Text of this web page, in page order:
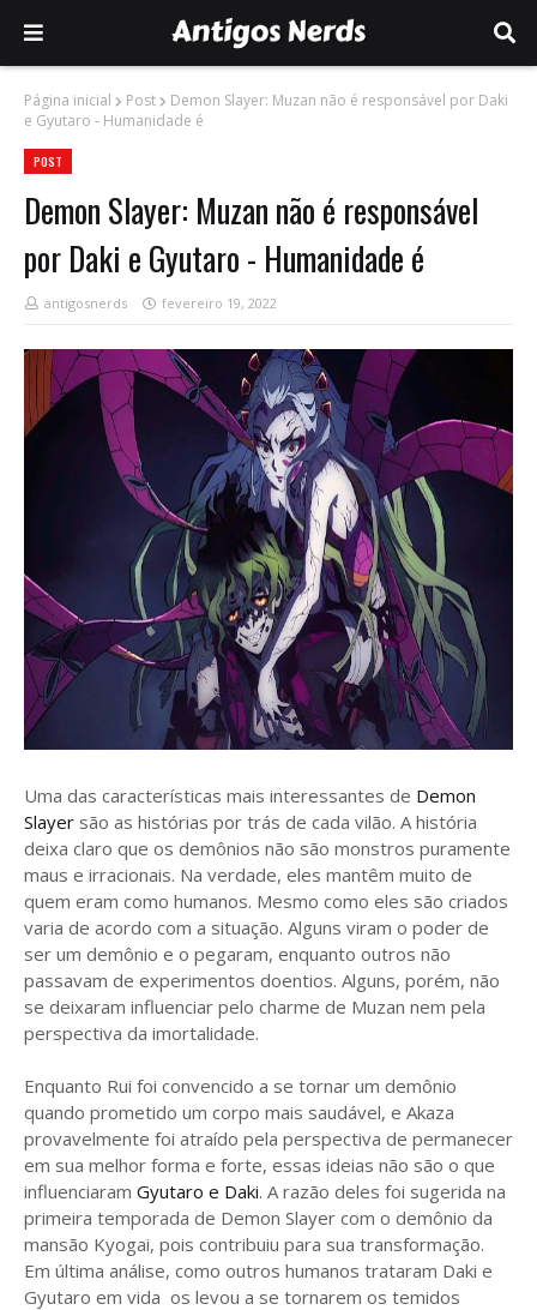
Página inicial Post
Demon Slayer: Muzan não é responsável por Daki
e Gyutaro - Humanidade é
POST
Demon Slayer: Muzan não é responsável
por Daki e Gyutaro - Humanidade é
antigosnerds fevereiro 19, 2022
Uma das características mais interessantes de Demon
Slayer são as histórias por trás de cada vilão. A história
deixa claro que os demônios não são monstros puramente
maus e irracionais. Na verdade, eles mantêm muito de
quem eram como humanos. Mesmo como eles são criados
varia de acordo com a situação. Alguns viram o poder de
ser um demônio e o pegaram, enquanto outros não
passavam de experimentos doentios. Alguns, porém, não
se deixaram influenciar pelo charme de Muzan nem pela
perspectiva da imortalidade.
Enquanto Rui foi convencido a se tornar um demônio
quando prometido um corpo mais saudável, e Akaza
provavelmente foi atraído pela perspectiva de permanecer
em sua melhor forma e forte, essas ideias não são o que
influenciaram Gyutaro e Daki. A razão deles foi sugerida na
primeira temporada de Demon Slayer com o demônio da
mansão Kyogai, pois contribuiu para sua transformação.
Em última análise, como outros humanos trataram Daki e
Gyutaro em vida os levou a se tornarem os temidos